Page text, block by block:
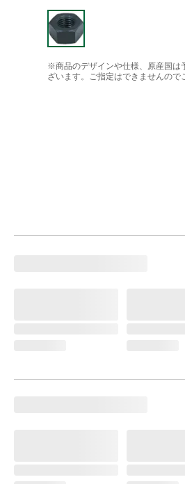
※商品のデザインや仕様、原産国は
ざいます。ご指定はできませんので